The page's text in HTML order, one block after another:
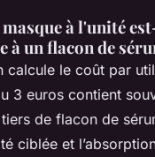
à l'unité
à un flacon de
calcule le coût par
3 euros contient
tiers de flacon de
ciblée et